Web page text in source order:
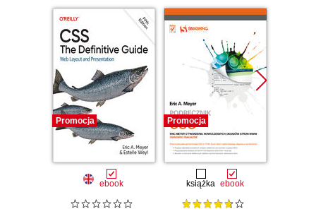
Promocja
ebook
Promocja
książka ebook